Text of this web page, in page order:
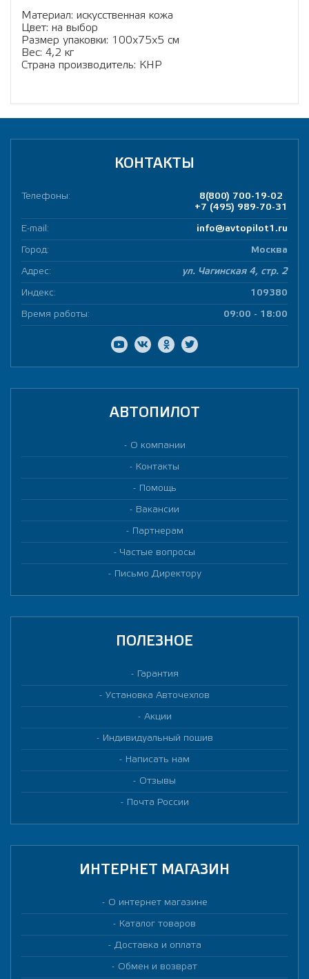
Материал: искусственная кожа
Цвет: на выбор
Размер упаковки: 100х75х5 см
Вес: 4,2 кг
Страна производитель: КНР
КОНТАКТЫ
Телефоны:
8(800) 700-19-02
+7 (495) 989-70-31
E-mail: info@avtopilot1.ru
Город: Москва
Адрес: ул. Чагинская 4, стр. 2
Индекс: 109380
Время работы: 09:00 - 18:00
АВТОПИЛОТ
О компании
Контакты
Помощь
Вакансии
Партнерам
Частые вопросы
Письмо Директору
ПОЛЕЗНОЕ
Гарантия
Установка Авточехлов
Акции
Индивидуальный пошив
Написать нам
Отзывы
Почта России
ИНТЕРНЕТ МАГАЗИН
О интернет магазине
Каталог товаров
Доставка и оплата
Обмен и возврат